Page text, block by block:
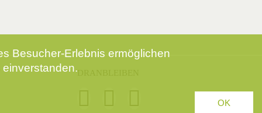
Besucher-Erlebnis ermöglichen
OK